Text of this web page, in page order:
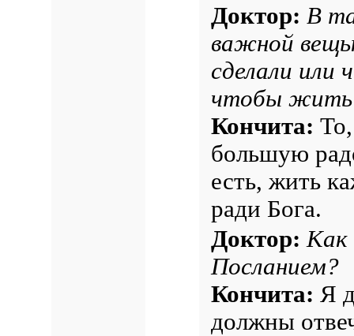
Доктор: В
важной
сделали или
чтобы жить
Кончита:
большую
есть, жить
ради Бога.
Доктор: Как
Посланием?
Кончита: Я
должны